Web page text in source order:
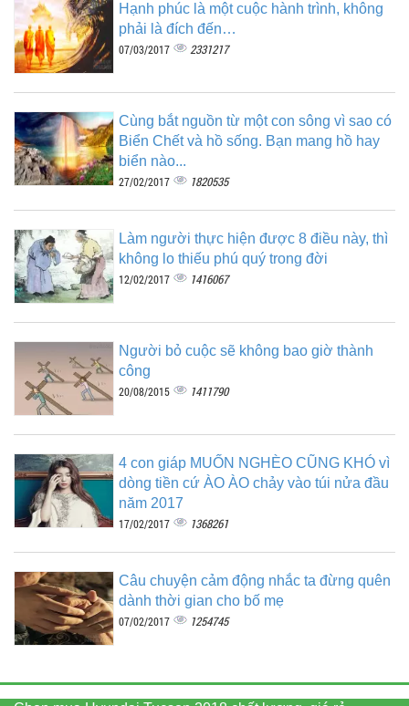
Hạnh phúc là một cuộc hành trình, không
phải là đích đến…
07/03/2017 2331217
Cùng bắt nguồn từ một con sông vì sao có
Biển Chết và hồ sống. Bạn mang hồ hay
biển nào...
27/02/2017 1820535
Làm người thực hiện được 8 điều này, thì
không lo thiếu phú quý trong đời
12/02/2017 1416067
Người bỏ cuộc sẽ không bao giờ thành
công
20/08/2015 1411790
4 con giáp MUỐN NGHÈO CŨNG KHÓ vì
dòng tiền cứ ÀO ÀO chảy vào túi nửa đầu
năm 2017
17/02/2017 1368261
Câu chuyện cảm động nhắc ta đừng quên
dành thời gian cho bố mẹ
07/02/2017 1254745